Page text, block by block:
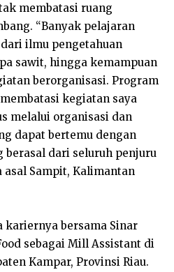
membatasi ruang
“Banyak pelajaran
ilmu pengetahuan
sawit, hingga kemampuan
berorganisasi. Program
kegiatan saya
melalui organisasi dan
dapat bertemu dengan
berasal dari seluruh penjuru
asal Sampit, Kalimantan
kariernya bersama Sinar
sebagai Mill Assistant di
Kampar, Provinsi Riau.